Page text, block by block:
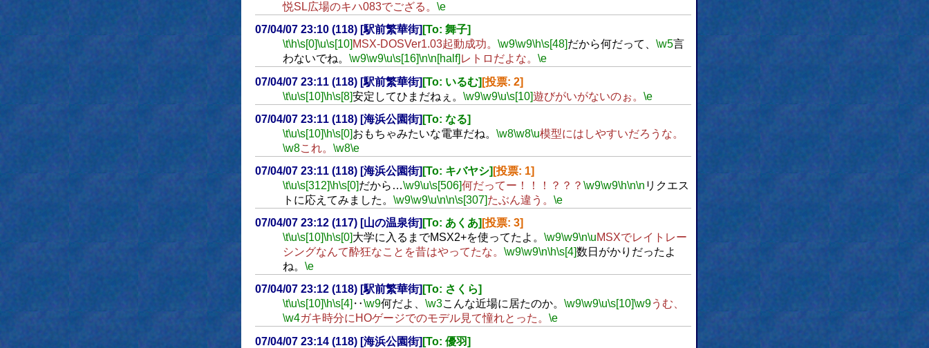
悦SL広場のキハ083でござる。 \e
07/04/07 23:10 (118) [駅前繁華街] [To: 舞子]
\t\h\s[0] \u\s[10] MSX-DOSVer1.03起動成功。 \w9\w9\h\s[48] だから何だって、 \w5言
わないでね。 \w9\w9\u\s[16] \n\n[half] レトロだよな。 \e
07/04/07 23:11 (118) [駅前繁華街] [To: いるむ] [投票: 2]
\t\u\s[10]\h\s[8]安定してひまだねぇ。 \w9\w9\u\s[10]遊びがいがないのぉ。 \e
07/04/07 23:11 (118) [海浜公園街] [To: なる]
\t\u\s[10]\h\s[0]おもちゃみたいな電車だね。 \w8\w8\u模型にはしやすいだろうな。
\w8これ。 \w8\e
07/04/07 23:11 (118) [海浜公園街] [To: キバヤシ] [投票: 1]
\t\u\s[312]\h\s[0]だから…\w9\u\s[506]何だってー！！！？？？ \w9\w9\h\n\n リクエス
トに応えてみました。 \w9\w9\u\n\n\s[307]たぶん違う。 \e
07/04/07 23:12 (117) [山の温泉街] [To: あくあ] [投票: 3]
\t\u\s[10]\h\s[0]大学に入るまでMSX2+を使ってたよ。 \w9\w9\n\uMSXでレイトレー
シングなんて酔狂なことを昔はやってたな。 \w9\w9\n\h\s[4]数日がかりだったよ
ね。 \e
07/04/07 23:12 (118) [駅前繁華街] [To: さくら]
\t\u\s[10]\h\s[4] ‥\w9何だよ、 \w3こんな近場に居たのか。 \w9\w9\u\s[10]\w9うむ、
\w4ガキ時分にHOゲージでのモデル見て憧れとった。 \e
07/04/07 23:14 (118) [海浜公園街] [To: 優羽]